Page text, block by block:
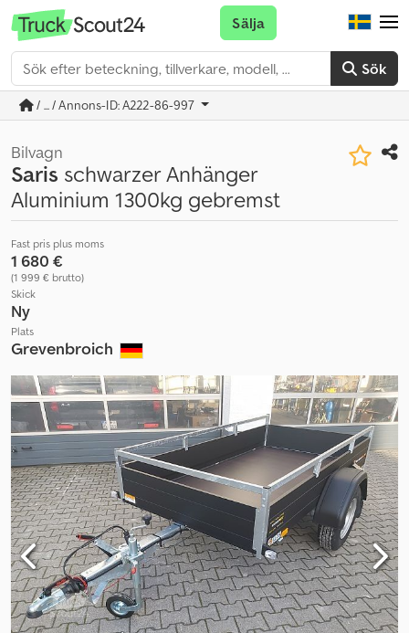
Sök
Sälja
/ ... / Annons-ID: A222-86-997
Bilvagn
Saris schwarzer Anhänger
Aluminium 1300kg gebremst
Fast pris plus moms
1 680 €
(1 999 € brutto)
Skick
Ny
Plats
Grevenbroich